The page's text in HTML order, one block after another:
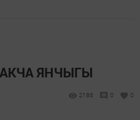
ЯНЧЫГЫ
2186 0 0